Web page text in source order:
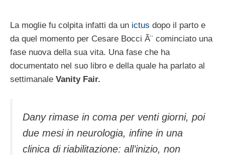
La moglie fu colpita infatti da un ictus dopo il parto e
da quel momento per Cesare Bocci Ã¨ cominciato una
fase nuova della sua vita. Una fase che ha
documentato nel suo libro e della quale ha parlato al
settimanale Vanity Fair.
Dany rimase in coma per venti giorni, poi
due mesi in neurologia, infine in una
clinica di riabilitazione: all’inizio, non